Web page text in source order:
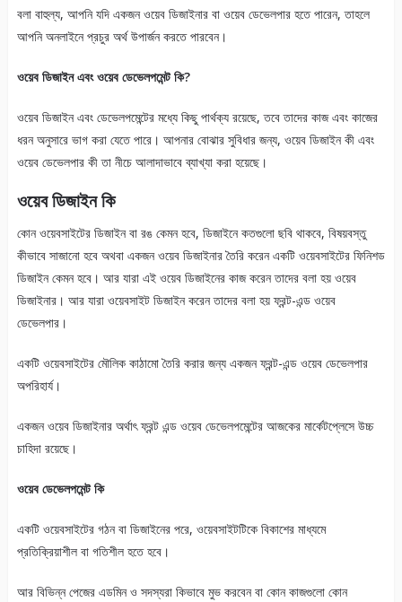
বলা বাহুল্য, আপনি যদি একজন ওয়েব ডিজাইনার বা ওয়েব ডেভেলপার হতে পারেন, তাহলে
আপনি অনলাইনে প্রচুর অর্থ উপার্জন করতে পারবেন।
ওয়েব ডিজাইন এবং ওয়েব ডেভেলপমেন্ট কি?
ওয়েব ডিজাইন এবং ডেভেলপমেন্টের মধ্যে কিছু পার্থক্য রয়েছে, তবে তাদের কাজ এবং কাজের
ধরন অনুসারে ভাগ করা যেতে পারে। আপনার বোঝার সুবিধার জন্য, ওয়েব ডিজাইন কী এবং
ওয়েব ডেভেলপার কী তা নীচে আলাদাভাবে ব্যাখ্যা করা হয়েছে।
ওয়েব ডিজাইন কি
কোন ওয়েবসাইটের ডিজাইন বা রঙ কেমন হবে, ডিজাইনে কতগুলো ছবি থাকবে, বিষয়বস্তু
কীভাবে সাজানো হবে অথবা একজন ওয়েব ডিজাইনার তৈরি করেন একটি ওয়েবসাইটের ফিনিশড
ডিজাইন কেমন হবে। আর যারা এই ওয়েব ডিজাইনের কাজ করেন তাদের বলা হয় ওয়েব
ডিজাইনার। আর যারা ওয়েবসাইট ডিজাইন করেন তাদের বলা হয় ফ্রন্ট-এন্ড ওয়েব
ডেভেলপার।
একটি ওয়েবসাইটের মৌলিক কাঠামো তৈরি করার জন্য একজন ফ্রন্ট-এন্ড ওয়েব ডেভেলপার
অপরিহার্য।
একজন ওয়েব ডিজাইনার অর্থাৎ ফ্রন্ট এন্ড ওয়েব ডেভেলপমেন্টের আজকের মার্কেটপ্লেসে উচ্চ
চাহিদা রয়েছে।
ওয়েব ডেভেলপমেন্ট কি
একটি ওয়েবসাইটের গঠন বা ডিজাইনের পরে, ওয়েবসাইটটিকে বিকাশের মাধ্যমে
প্রতিক্রিয়াশীল বা গতিশীল হতে হবে।
আর বিভিন্ন পেজের এডমিন ও সদস্যরা কিভাবে মুভ করবেন বা কোন কাজগুলো কোন